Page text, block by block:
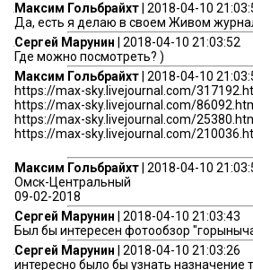
Максим Гольбрайхт | 2018-04-10
Да, есть я делаю в своем Живом
Сергей Марунин | 2018-04-10 21:03:52
Где можно посмотреть? )
Максим Гольбрайхт | 2018-04-10
https://max-sky.livejournal.com/
https://max-sky.livejournal.com/
https://max-sky.livejournal.com/
https://max-sky.livejournal.com/
Максим Гольбрайхт | 2018-04-10
Омск-Центральный
09-02-2018
Сергей Марунин | 2018-04-10 21:03:43
Был бы интересен фотообзор
Сергей Марунин | 2018-04-10 21:03:26
интересно было бы узнать назначение